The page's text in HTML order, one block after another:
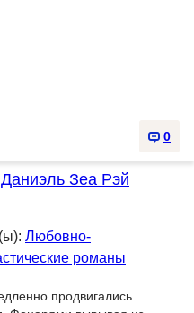
0
Зеа Рэй
Любовно-
романы
продвигались